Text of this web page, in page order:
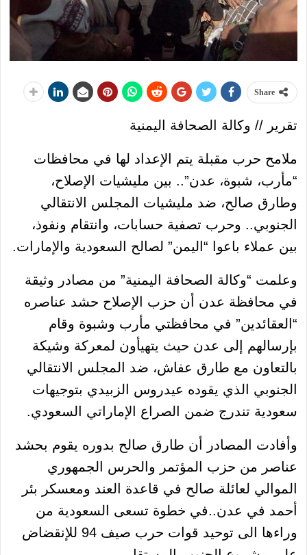
Share
تقرير // وكالة الصحافة اليمنية
ملامح حرب مقبلة يتم الإعداد لها في محافظات
“مأرب، شبوة، عدن”.. بين مليشيات الإصلاح،
وطارق صالح، ضد مليشيات المجلس الانتقالي
الجنوبي.. وحرب تصفية حسابات، وانتقام ونفوذ،
بين عملاء باعوا “اليمن” لصالح السعودية والإمارات.
وعلمت “وكالة الصحافة اليمنية” من مصادر وثيقة
في محافظة عدن أن حزب الإصلاح حشد عناصره
“العقائدين” في محافظتي مأرب وشبوة وقام
بإرسالهم إلى عدن حيث يتهيأون لمعركة وشيكة
بالتعاون مع طارق عفاش، ضد المجلس الانتقالي
الجنوبي الذي يقوده عيدروس الزبيدي بتوجيهات
سعودية تندرج ضمن الصراع الإماراتي السعودي.
وأفادت المصادر أن طارق صالح بدوره يقوم بحشد
عناصر من حزب المؤتمر والحرس الجمهوري
الموالي لعائلة صالح في قاعدة العند ومعسكر بئر
أحمد في عدن..في خطوة تسعى السعودية من
وراءها الى توحيد قوات حرب صيف 94 للإنقضاض